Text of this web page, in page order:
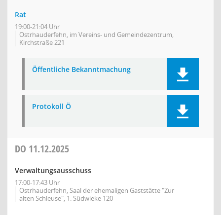
Rat
19:00-21:04 Uhr
Ostrhauderfehn, im Vereins- und Gemeindezentrum,
Kirchstraße 221
Öffentliche Bekanntmachung
Protokoll Ö
DO 11.12.2025
Verwaltungsausschuss
17:00-17:43 Uhr
Ostrhauderfehn, Saal der ehemaligen Gaststätte "Zur
alten Schleuse", 1. Südwieke 120